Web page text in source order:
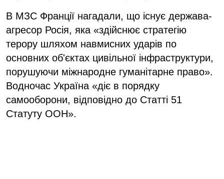
В МЗС Франції нагадали, що існує держава-
агресор Росія, яка «здійснює стратегію
терору шляхом навмисних ударів по
основних об'єктах цивільної інфраструктури,
порушуючи міжнародне гуманітарне право».
Водночас Україна «діє в порядку
самооборони, відповідно до Статті 51
Статуту ООН».